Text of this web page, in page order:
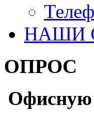
НАШИ
ОПРОС
Офисную